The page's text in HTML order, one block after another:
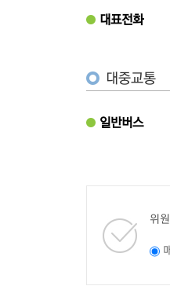
대표전화
대중교통
일반버스
위